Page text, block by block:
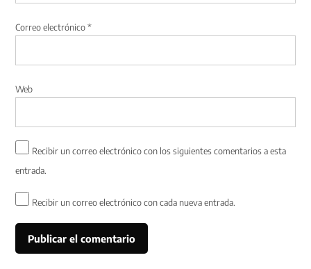
Correo electrónico*
Web
Recibir un correo electrónico con los siguientes comentarios a esta
entrada.
Recibir un correo electrónico con cada nueva entrada.